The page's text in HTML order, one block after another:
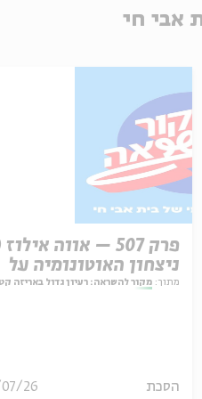
אבי חי
ניצחון האוטונומיה על
המחויבות
מתוך: מקור להשראה: רעיון גדול באריזה
הסכת 26